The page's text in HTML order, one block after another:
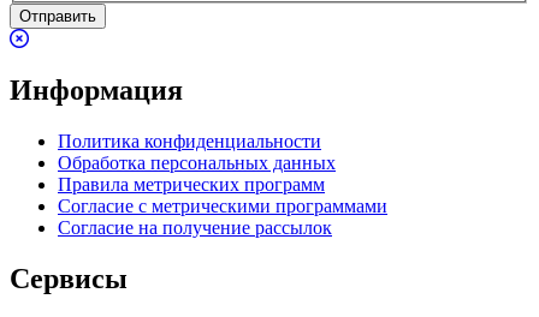
Отправить
Информация
Политика конфиденциальности
Обработка персональных данных
Правила метрических программ
Согласие с метрическими программами
Согласие на получение рассылок
Сервисы